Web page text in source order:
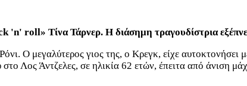
'n' roll» Τίνα Τάρνερ. Η διάσημη τραγουδίστρια
Ο μεγαλύτερος γιος της, ο Κρεγκ, είχε
Λος Άντζελες, σε ηλικία 62 ετών, έπειτα από άνιση